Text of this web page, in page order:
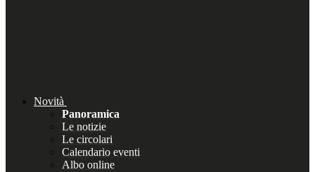
Novità
Panoramica
Le notizie
Le circolari
Calendario eventi
Albo online